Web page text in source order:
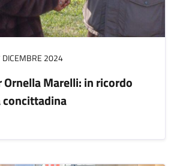
DICEMBRE 2024
Ornella Marelli: in ricordo